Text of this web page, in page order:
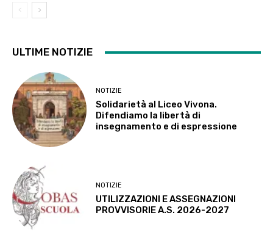
ULTIME NOTIZIE
NOTIZIE
Solidarietà al Liceo Vivona.
Difendiamo la libertà di
insegnamento e di espressione
NOTIZIE
UTILIZZAZIONI E ASSEGNAZIONI
PROVVISORIE A.S. 2026-2027